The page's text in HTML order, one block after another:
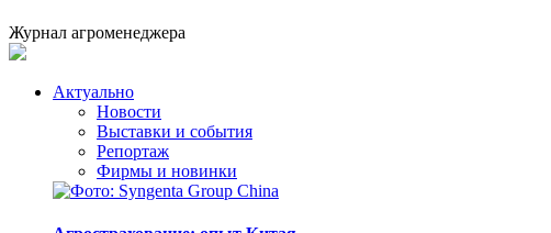
Журнал агроменеджера
Актуально
Новости
Выставки и события
Репортаж
Фирмы и новинки